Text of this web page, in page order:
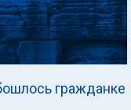
гражданке